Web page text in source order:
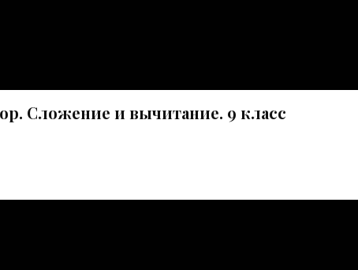
Сложение и вычитание. 9 класс